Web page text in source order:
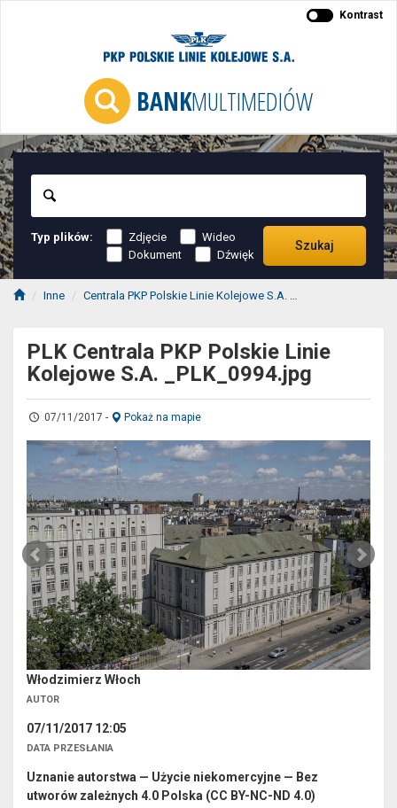
BANKMULTIMEDIÓW
Kontrast
Typ plików: Zdjęcie
Wideo
Dokument
Dźwięk
Szukaj
Inne Centrala PKP Polskie Linie Kolejowe S.A.
PLK Centrala PKP Polskie Linie
Kolejowe S.A. _PLK_0994.jpg
07/11/2017 - Pokaż na mapie
Włodzimierz Włoch
AUTOR
07/11/2017 12:05
DATA PRZESŁANIA
Uznanie autorstwa — Użycie niekomercyjne — Bez
utworów zależnych 4.0 Polska (CC BY-NC-ND 4.0)